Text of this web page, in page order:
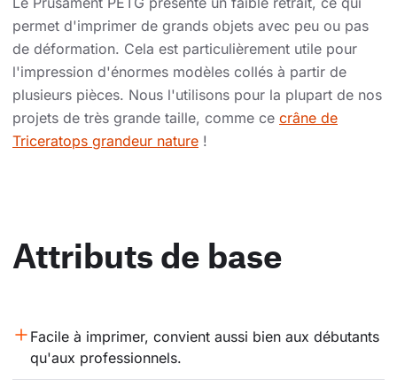
permet d'imprimer de grands objets avec peu ou pas
de déformation. Cela est particulièrement utile pour
l'impression d'énormes modèles collés à partir de
plusieurs pièces. Nous l'utilisons pour la plupart de nos
projets de très grande taille, comme ce crâne de
Triceratops grandeur nature !
Attributs de base
Facile à imprimer, convient aussi bien aux débutants
qu'aux professionnels.